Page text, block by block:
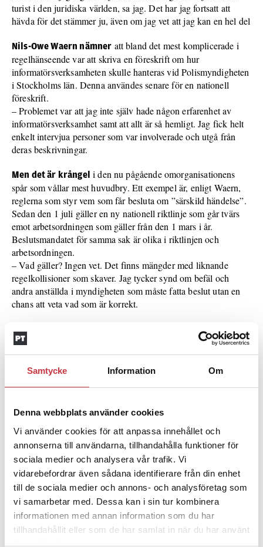
Samtycke Information Om
Denna webbplats använder cookies
Vi använder cookies för att anpassa innehållet och
annonserna till användarna, tillhandahålla funktioner för
sociala medier och analysera vår trafik. Vi
vidarebefordrar även sådana identifierare från din enhet
till de sociala medier och annons- och analysföretag som
vi samarbetar med. Dessa kan i sin tur kombinera
informationen med annan information som du har
tillhandahållit eller som de har samlat in när du har använt
deras tjänster.
turist i den juridiska världen, sa jag. Det har jag fortsatt att
hävda för det stämmer ju, även om jag vet att jag kan en hel del
Nils-Owe Waern nämner att bland det mest komplicerade i
regelhänseende var att skriva en föreskrift om hur
informatörsverksamheten skulle hanteras vid Polismyndigheten
i Stockholms län. Denna användes senare för en nationell
föreskrift.
– Problemet var att jag inte själv hade någon erfarenhet av
informatörsverksamhet samt att allt är så hemligt. Jag fick helt
enkelt intervjua personer som var involverade och utgå från
deras beskrivningar.
Men det är krångel i den nu pågående omorganisationens
spår som vållar mest huvudbry. Ett exempel är, enligt Waern,
reglerna som styr vem som får besluta om ”särskild händelse”.
Sedan den 1 juli gäller en ny nationell riktlinje som går tvärs
emot arbetsordningen som gäller från den 1 mars i år.
Beslutsmandatet för samma sak är olika i riktlinjen och
arbetsordningen.
– Vad gäller? Ingen vet. Det finns mängder med liknande
regelkollisioner som skaver. Jag tycker synd om befäl och
andra anställda i myndigheten som måste fatta beslut utan en
chans att veta vad som är korrekt.
Nils-Owe Waern
70 år
Bor:Haninge i södra Stockholm.
Fritid:
Ledare inom handikappidrotten. ”Båda mina barn har
olika handikapp och jag engagerade mig tidigt, nu hoppas jag
få möjlighet att satsa lite mer”.
Karriär i utdrag:Var med och byggde upp
Ekobrottsmyndigheten. Har bland annat jobbat på dåvarande
rikskrim, narkotikaspan, tunnelbanepolisen och som chef för
rättsenheten i Stockholm (hela tiden utlånad från